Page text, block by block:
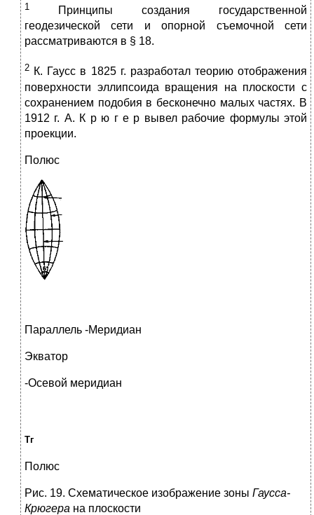
1 Принципы создания государственной
геодезической сети и опорной съемочной сети
рассматриваются в § 18.
2 К. Гаусс в 1825 г. разработал теорию отображения
поверхности эллипсоида вращения на плоскости с
сохранением подобия в бесконечно малых частях. В
1912 г. А. К р ю г е р вывел рабочие формулы этой
проекции.
Полюс
Параллель -Меридиан
Экватор
-Осевой меридиан
Тг
Полюс
Рис. 19. Схематическое изображение зоны Гаусса-
Крюгера на плоскости